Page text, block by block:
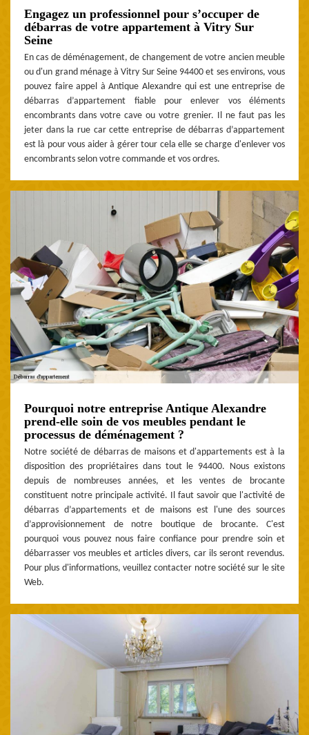
Engagez un professionnel pour s’occuper de
débarras de votre appartement à Vitry Sur
Seine
En cas de déménagement, de changement de votre ancien meuble
ou d'un grand ménage à Vitry Sur Seine 94400 et ses environs, vous
pouvez faire appel à Antique Alexandre qui est une entreprise de
débarras d’appartement fiable pour enlever vos éléments
encombrants dans votre cave ou votre grenier. Il ne faut pas les
jeter dans la rue car cette entreprise de débarras d’appartement
est là pour vous aider à gérer tour cela elle se charge d'enlever vos
encombrants selon votre commande et vos ordres.
Pourquoi notre entreprise Antique Alexandre
prend-elle soin de vos meubles pendant le
processus de déménagement ?
Notre société de débarras de maisons et d'appartements est à la
disposition des propriétaires dans tout le 94400. Nous existons
depuis de nombreuses années, et les ventes de brocante
constituent notre principale activité. Il faut savoir que l'activité de
débarras d’appartements et de maisons est l'une des sources
d’approvisionnement de notre boutique de brocante. C'est
pourquoi vous pouvez nous faire confiance pour prendre soin et
débarrasser vos meubles et articles divers, car ils seront revendus.
Pour plus d'informations, veuillez contacter notre société sur le site
Web.